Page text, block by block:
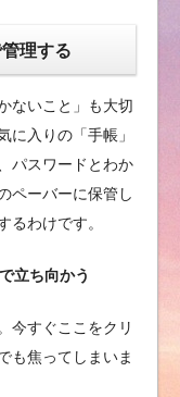
理する
ないこと」も大切
に入りの「手帳」
パスワードとわか
ペーバーに保管し
るわけです。
立ち向かう
今すぐここをクリ
も焦ってしまいま